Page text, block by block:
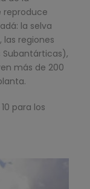
reproduce
la selva
las regiones
Subantárticas),
más de 200
para los